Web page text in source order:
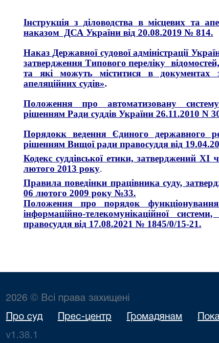
Інструкція з діловодства в місцевих та
наказом ДСА України від 20.08.2019 № 814.
Наказ Державної судової адміністрації
затвердження Типового переліку
та які можуть міститися в документах з
апеляційних судів».
Положення про автоматизовану
рішенням Ради суддів України 26.11.2010 N
Порядокк ведення Єдиного державного
рішенням Вищої ради правосуддя від
Кодекс суддівської етики, затверджений ХІ
лютого 2013 року.
Правила поведінки працівника суду,
06 лютого 2009 року №33.
Положення про порядок
інформаційно-телекомунікаційної
правосуддя від 17.08.2021 № 1845/0/15-21.
2026 © Всі права захищені
Про суд Прес-центр Громадянам
v1.38.1